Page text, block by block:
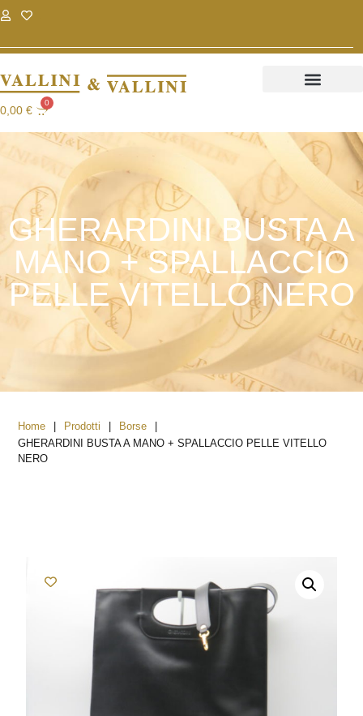
0,00 €
0
GHERARDINI BUSTA A
MANO + SPALLACCIO
PELLE VITELLO NERO
Home | Prodotti | Borse
|
GHERARDINI BUSTA A MANO + SPALLACCIO PELLE VITELLO
NERO